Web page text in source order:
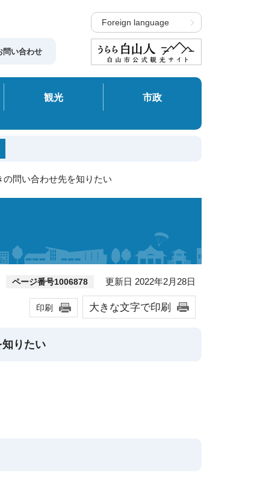
問い合わせ
Foreign language
観光 市政
問い合わせ先を知りたい
ページ番号1006878 更新日 2022年2月28日
印刷 大きな文字で印刷
りたい